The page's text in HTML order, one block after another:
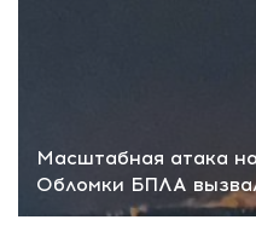
Масштабная атака
Обломки БПЛА